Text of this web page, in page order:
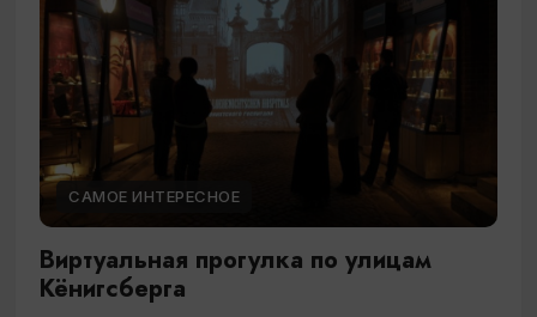
САМОЕ ИНТЕРЕСНОЕ
Виртуальная прогулка по улицам
Кёнигсберга